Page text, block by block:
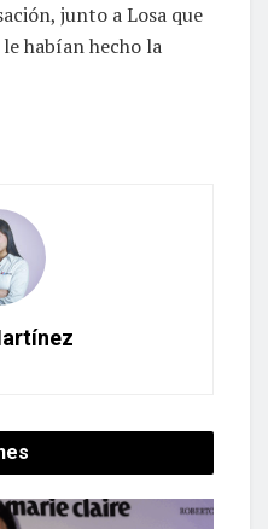
junto a Losa que
habían hecho la